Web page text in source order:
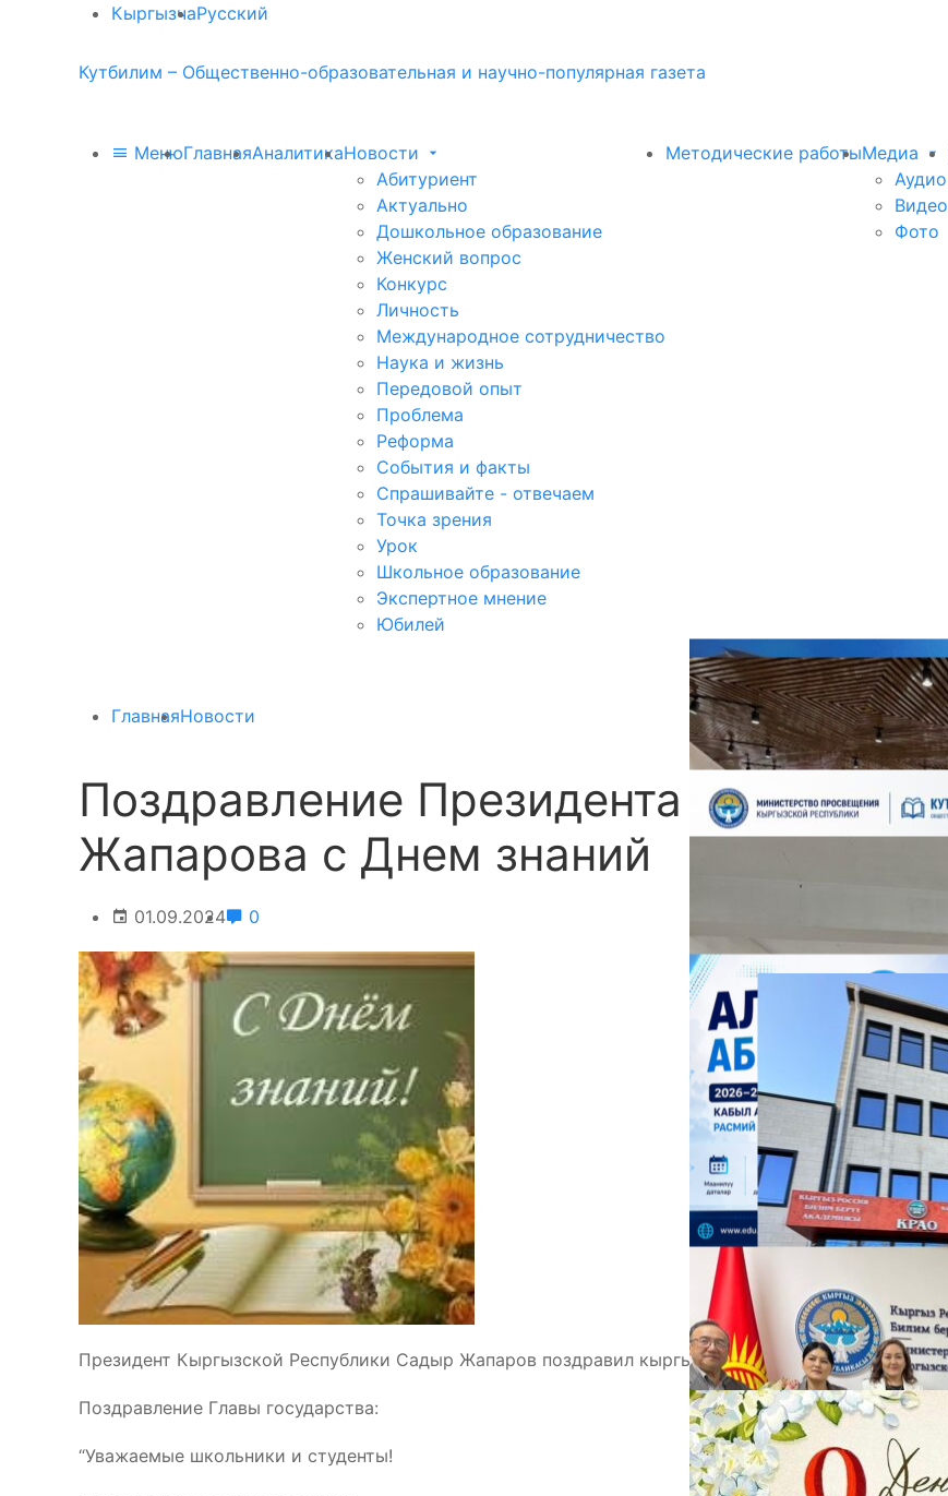
КыргызчаРусский
Кутбилим – Общественно-образовательная и научно-популярная газета
МенюГлавнаяАналитикаНовости
Абитуриент
Актуально
Дошкольное образование
Женский вопрос
Конкурс
Личность
Международное сотрудничество
Наука и жизнь
Передовой опыт
Проблема
Реформа
События и факты
Спрашивайте - отвечаем
Точка зрения
Урок
Школьное образование
Экспертное мнение
Юбилей
Методические работыМедиа
Аудио
Видео
Фото
ГлавнаяНовости
Поздравление Президента Садыра
Жапарова с Днем знаний
01.09.2024 0
Президент Кыргызской Республики Садыр Жапаров поздравил кыргызстанцев с Днем знаний.
Поздравление Главы государства:
“Уважаемые школьники и студенты!